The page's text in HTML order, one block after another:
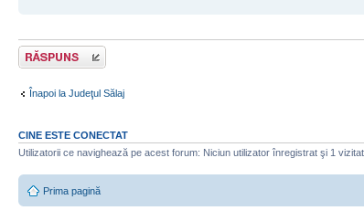
Răspunde
Înapoi la Judeţul Sălaj
CINE ESTE CONECTAT
Utilizatorii ce navighează pe acest forum: Niciun utilizator înregistrat şi 1
Prima pagină